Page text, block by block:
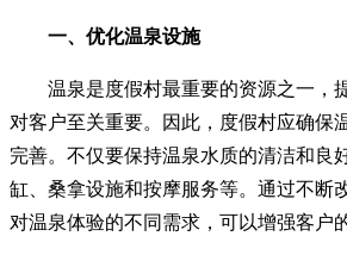
一、优化温泉设施
温泉是度假村最重要的资源之一，
对客户至关重要。因此，度假村应确保
完善。不仅要保持温泉水质的清洁和良
缸、桑拿设施和按摩服务等。通过不断
对温泉体验的不同需求，可以增强客户